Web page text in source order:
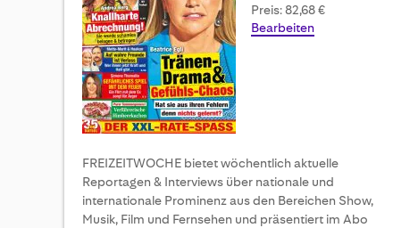
Preis: 82,68 €
Bearbeiten
FREIZEITWOCHE bietet wöchentlich aktuelle
Reportagen & Interviews über nationale und
internationale Prominenz aus den Bereichen Show,
Musik, Film und Fernsehen und präsentiert im Abo